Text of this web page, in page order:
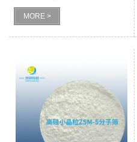
态
产
品
MORE >